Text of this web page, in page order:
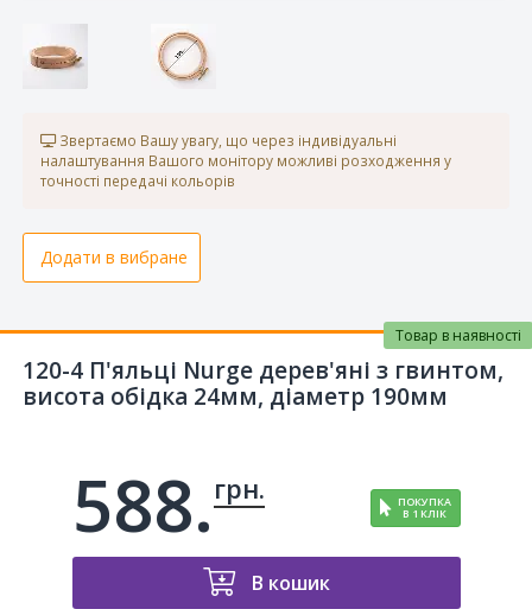
Звертаємо Вашу увагу, що через індивідуальні
налаштування Вашого монітору можливі розходження у
точності передачі кольорів
Додати в вибране
120-4 П'яльці Nurge дерев'яні з гвинтом,
висота обідка 24мм, діаметр 190мм
Товар в наявності
588. грн. ПОКУПКА
В 1 КЛІК
В кошик